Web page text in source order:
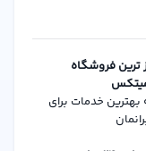
فیس دوکس
کنند.
ارائه کمیسیون‌های
بتوانند به
گسترده
و محصولات دیگر، تا
همه نیازهای شما را
ترین فروشگاه
بهترین خدمات برای